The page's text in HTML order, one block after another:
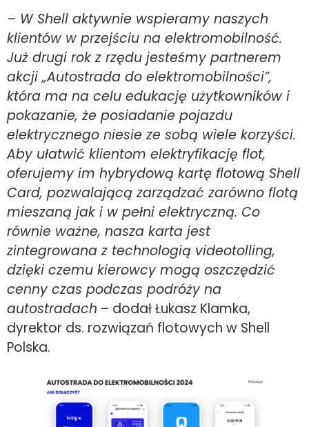
– W Shell aktywnie wspieramy naszych
klientów w przejściu na elektromobilność.
Już drugi rok z rzędu jesteśmy partnerem
akcji „Autostrada do elektromobilności”,
która ma na celu edukację użytkowników i
pokazanie, że posiadanie pojazdu
elektrycznego niesie ze sobą wiele korzyści.
Aby ułatwić klientom elektryfikację flot,
oferujemy im hybrydową kartę flotową Shell
Card, pozwalającą zarządzać zarówno flotą
mieszaną jak i w pełni elektryczną. Co
równie ważne, nasza karta jest
zintegrowana z technologią videotolling,
dzięki czemu kierowcy mogą oszczędzić
cenny czas podczas podróży na
autostradach – dodał Łukasz Klamka,
dyrektor ds. rozwiązań flotowych w Shell
Polska.